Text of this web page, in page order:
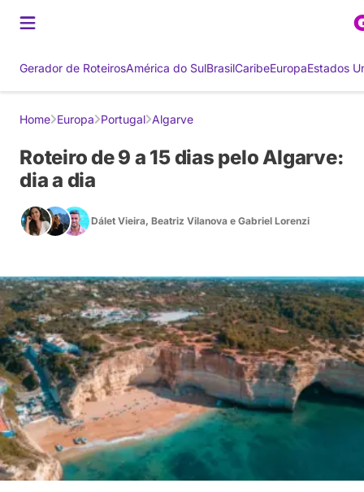
Gerador de RoteirosAmérica do SulBrasilCaribeEuropaEstados
Home Europa Portugal Algarve
Roteiro de 9 a 15 dias pelo Algarve:
dia a dia
Dálet Vieira, Beatriz Vilanova e Gabriel Lorenzi